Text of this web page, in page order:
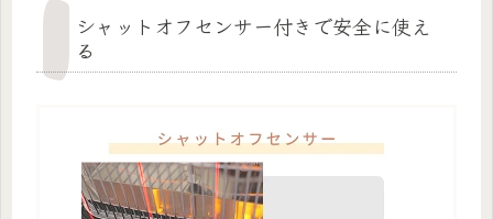
シャットオフセンサー付きで安全に使え
る